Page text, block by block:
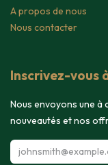
A propos de nous
Nous contacter
Inscrivez-vous
Nous envoyons une à
nouveautés et nos